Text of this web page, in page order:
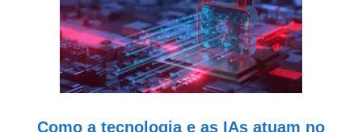
Como a tecnologia e as IAs atuam no